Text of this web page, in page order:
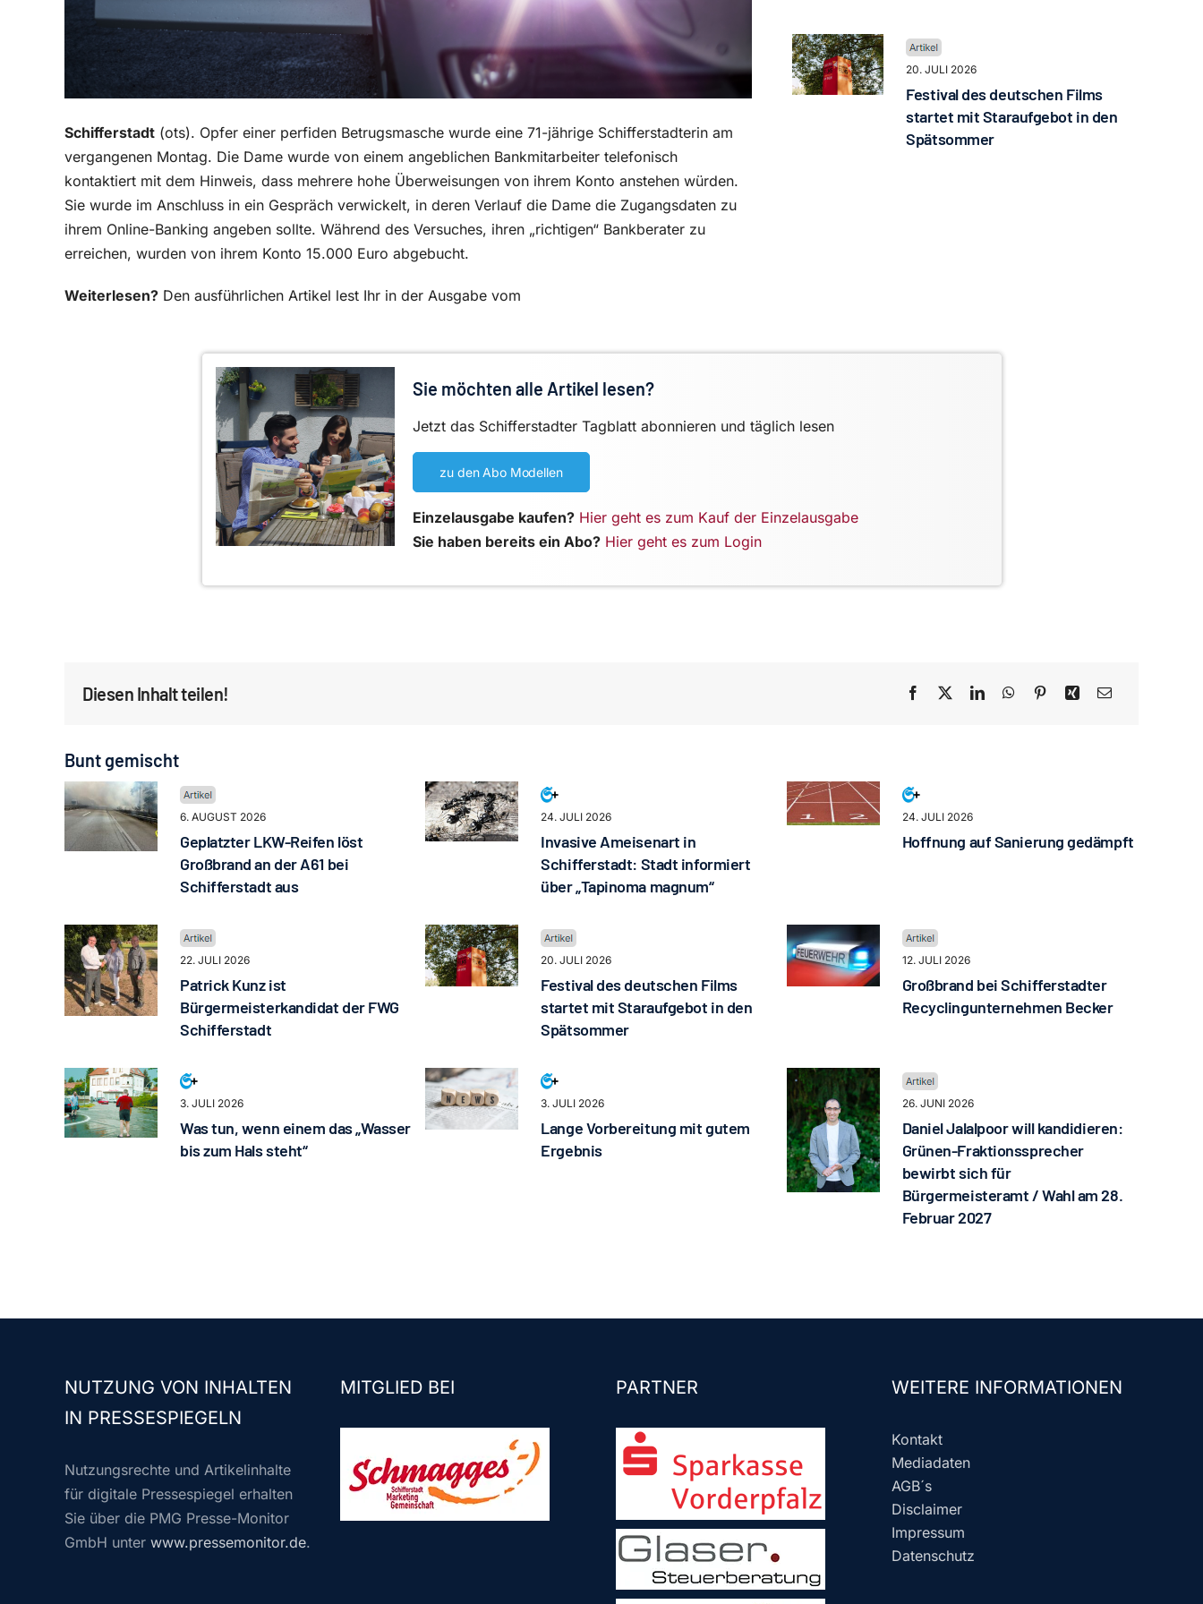
Schifferstadt (ots). Opfer einer perfiden Betrugsmasche wurde eine 71-jährige Schifferstadterin am
vergangenen Montag. Die Dame wurde von einem angeblichen Bankmitarbeiter telefonisch
kontaktiert mit dem Hinweis, dass mehrere hohe Überweisungen von ihrem Konto anstehen würden.
Sie wurde im Anschluss in ein Gespräch verwickelt, in deren Verlauf die Dame die Zugangsdaten zu
ihrem Online-Banking angeben sollte. Während des Versuches, ihren „richtigen“ Bankberater zu
erreichen, wurden von ihrem Konto 15.000 Euro abgebucht.
Weiterlesen? Den ausführlichen Artikel lest Ihr in der Ausgabe vom
20. JULI 2026
Festival des deutschen Films
startet mit Staraufgebot in den
Spätsommer
Sie möchten alle Artikel lesen?
Jetzt das Schifferstadter Tagblatt abonnieren und täglich lesen
zu den Abo Modellen
Einzelausgabe kaufen? Hier geht es zum Kauf der Einzelausgabe
Sie haben bereits ein Abo? Hier geht es zum Login
Diesen Inhalt teilen!
Bunt gemischt
6. AUGUST 2026
Geplatzter LKW-Reifen löst
Großbrand an der A61 bei
Schifferstadt aus
24. JULI 2026
Invasive Ameisenart in
Schifferstadt: Stadt informiert
über „Tapinoma magnum“
24. JULI 2026
Hoffnung auf Sanierung gedämpft
22. JULI 2026
Patrick Kunz ist
Bürgermeisterkandidat der FWG
Schifferstadt
20. JULI 2026
Festival des deutschen Films
startet mit Staraufgebot in den
Spätsommer
12. JULI 2026
Großbrand bei Schifferstadter
Recyclingunternehmen Becker
3. JULI 2026
Was tun, wenn einem das „Wasser
bis zum Hals steht“
3. JULI 2026
Lange Vorbereitung mit gutem
Ergebnis
26. JUNI 2026
Daniel Jalalpoor will kandidieren:
Grünen-Fraktionssprecher
bewirbt sich für
Bürgermeisteramt / Wahl am 28.
Februar 2027
NUTZUNG VON INHALTEN
IN PRESSESPIEGELN
Nutzungsrechte und Artikelinhalte
für digitale Pressespiegel erhalten
Sie über die PMG Presse-Monitor
GmbH unter www.pressemonitor.de.
MITGLIED BEI PARTNER WEITERE INFORMATIONEN
Kontakt
Mediadaten
AGB´s
Disclaimer
Impressum
Datenschutz